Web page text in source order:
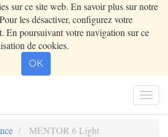
sur ce site web. En savoir plus sur notre
les désactiver, configurez votre
En poursuivant votre navigation sur ce
de cookies.
OK
MENTOR 6 Light